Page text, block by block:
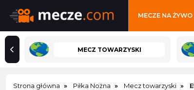
MECZE NA ŻYWO
MECZ TOWARZYSKI
Strona główna Piłka Nożna Mecz towarzyski